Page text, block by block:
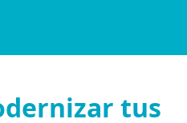
tus